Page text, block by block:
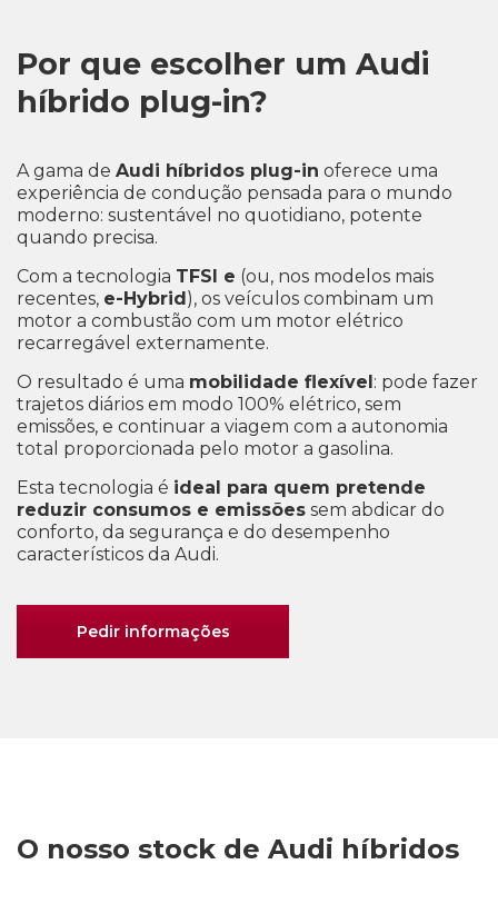
Por que escolher um Audi
híbrido plug-in?
A gama de Audi híbridos plug-in oferece uma
experiência de condução pensada para o mundo
moderno: sustentável no quotidiano, potente
quando precisa.
Com a tecnologia TFSI e (ou, nos modelos mais
recentes, e-Hybrid ), os veículos combinam um
motor a combustão com um motor elétrico
recarregável externamente.
O resultado é uma mobilidade flexível : pode fazer
trajetos diários em modo 100% elétrico, sem
emissões, e continuar a viagem com a autonomia
total proporcionada pelo motor a gasolina.
Esta tecnologia é ideal para quem pretende
reduzir consumos e emissões sem abdicar do
conforto, da segurança e do desempenho
característicos da Audi.
Pedir informações
O nosso stock de Audi híbridos